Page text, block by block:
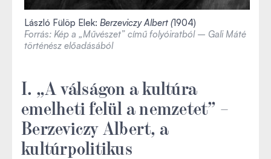
László Fülöp Elek: Berzeviczy Albert (1904)
Forrás: Kép a „Művészet” című folyóiratból – Gali Máté
történész előadásából
I. „A válságon a kultúra
emelheti felül a nemzetet” –
Berzeviczy Albert, a
kultúrpolitikus